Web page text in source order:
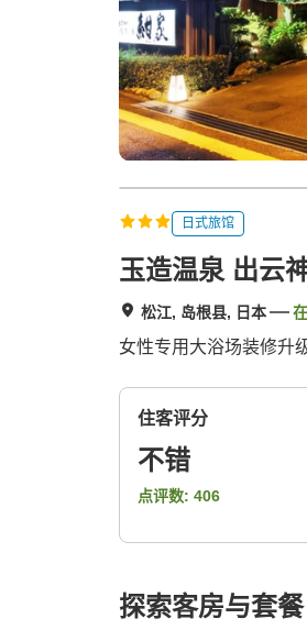
c
日式旅馆
玉造温泉 出云
松江, 岛根县, 日本
女性专用大浴场装修升
住客评分
不错
点评数: 406
探索客房与套餐